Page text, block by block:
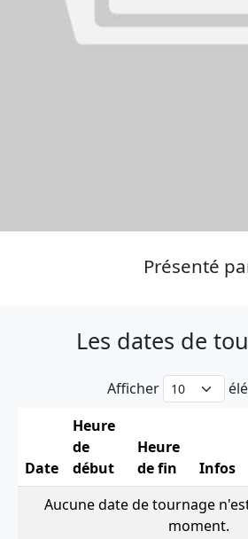
Présenté
Les dates de
Afficher
Date
Heure
de
début
Heure
de fin
Infos
Aucune date de tournage
moment.